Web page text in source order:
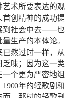
艺术所要表达的观
首创精神的成功提
到社会中去——也
生产的本体论。
已然过时一样，从
乏味；因为这一类
个更为严密地组
1900年的轻歌剧和